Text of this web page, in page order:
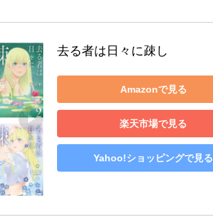
去る者は日々に疎し
Amazonで見る
楽天市場で見る
Yahoo!ショッピングで見る